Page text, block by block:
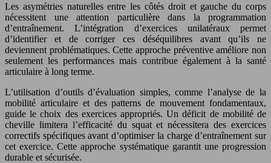
Les asymétries naturelles entre les côtés droit et gauche du corps
nécessitent une attention particulière dans la programmation
d’entraînement. L’intégration d’exercices unilatéraux permet
d’identifier et de corriger ces déséquilibres avant qu’ils ne
deviennent problématiques. Cette approche préventive améliore non
seulement les performances mais contribue également à la santé
articulaire à long terme.
L’utilisation d’outils d’évaluation simples, comme l’analyse de la
mobilité articulaire et des patterns de mouvement fondamentaux,
guide le choix des exercices appropriés. Un déficit de mobilité de
cheville limitera l’efficacité du squat et nécessitera des exercices
correctifs spécifiques avant d’optimiser la charge d’entraînement sur
cet exercice. Cette approche systématique garantit une progression
durable et sécurisée.